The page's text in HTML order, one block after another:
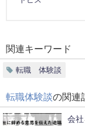
関連キーワード
転職 体験談
転職体験談の関連
会